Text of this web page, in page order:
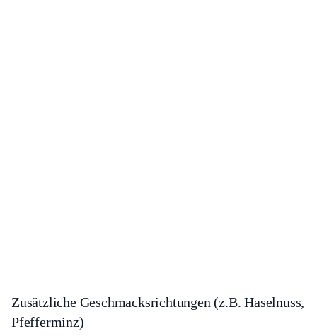
Zusätzliche Geschmacksrichtungen (z.B. Haselnuss,
Pfefferminz)